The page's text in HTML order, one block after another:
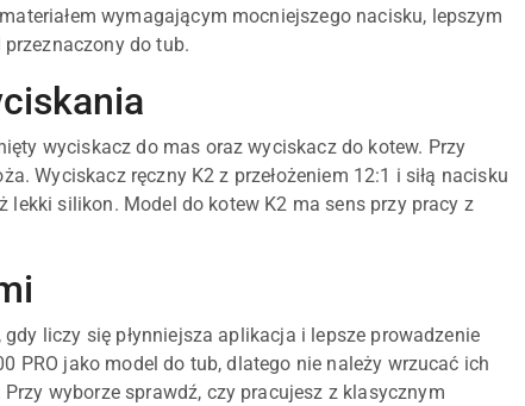
wymagającym mocniejszego nacisku, lepszym
do tub.
wyciskacz do mas oraz wyciskacz do kotew. Przy
Wyciskacz ręczny K2 z przełożeniem 12:1 i siłą nacisku
silikon. Model do kotew K2 ma sens przy pracy z
liczy się płynniejsza aplikacja i lepsze prowadzenie
PRO jako model do tub, dlatego nie należy wrzucać ich
wyborze sprawdź, czy pracujesz z klasycznym